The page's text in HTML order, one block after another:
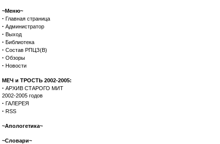
~Меню~
· Главная страница
· Администратор
· Выход
· Библиотека
· Состав РПЦЗ(В)
· Обзоры
· Новости
МЕЧ и ТРОСТЬ 2002-2005:
· АРХИВ СТАРОГО МИТ
2002-2005 годов
· ГАЛЕРЕЯ
· RSS
~Апологетика~
~Словари~